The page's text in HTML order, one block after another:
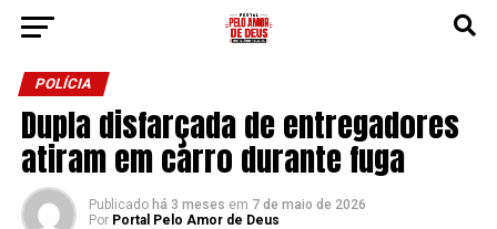
POLÍCIA
Dupla disfarçada de entregadores
atiram em carro durante fuga
Publicado há 3 meses em 7 de maio de 2026
Por Portal Pelo Amor de Deus